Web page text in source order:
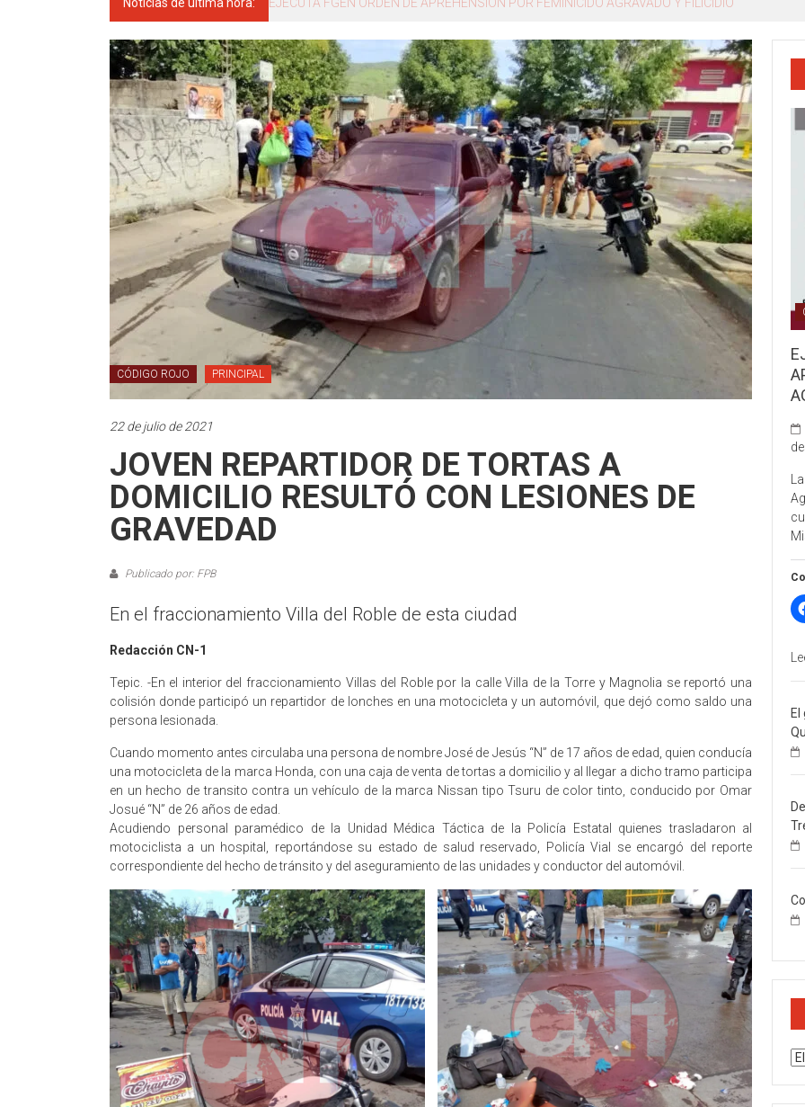
CÓDIGO ROJO PRINCIPAL
22 de julio de 2021
JOVEN REPARTIDOR DE TORTAS A
DOMICILIO RESULTÓ CON LESIONES DE
GRAVEDAD
Publicado por: FPB
En el fraccionamiento Villa del Roble de esta ciudad
Redacción CN-1
Tepic. -En el interior del fraccionamiento Villas del Roble por la calle Villa de la Torre y Magnolia se reportó una
colisión donde participó un repartidor de lonches en una motocicleta y un automóvil, que dejó como saldo una
persona lesionada.
Cuando momento antes circulaba una persona de nombre José de Jesús “N” de 17 años de edad, quien conducía
una motocicleta de la marca Honda, con una caja de venta de tortas a domicilio y al llegar a dicho tramo participa
en un hecho de transito contra un vehículo de la marca Nissan tipo Tsuru de color tinto, conducido por Omar
Josué “N” de 26 años de edad.
Acudiendo personal paramédico de la Unidad Médica Táctica de la Policía Estatal quienes trasladaron al
motociclista a un hospital, reportándose su estado de salud reservado, Policía Vial se encargó del reporte
correspondiente del hecho de tránsito y del aseguramiento de las unidades y conductor del automóvil.
El